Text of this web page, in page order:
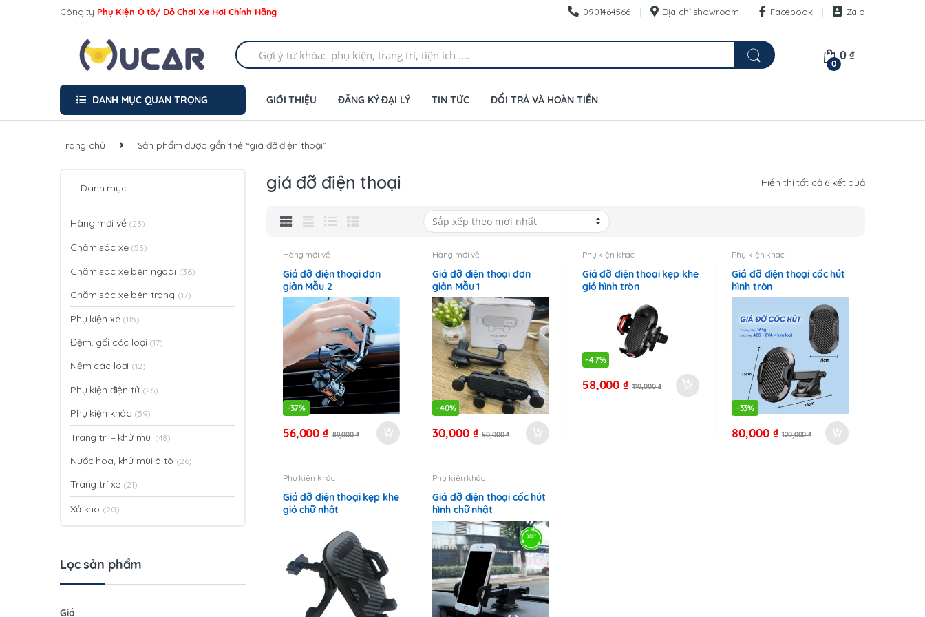
to
to
Công ty Phụ Kiện Ô tô/ Đồ Chơi Xe Hơi Chính Hãng 0901464566 Địa chỉ showroom Facebook Zalo
Search
for:
0
0₫
DANH MỤC QUAN TRỌNG GIỚI THIỆU ĐĂNG KÝ ĐẠI LÝ TIN TỨC ĐỔI TRẢ VÀ HOÀN TIỀN
Trang chủ Sản phẩm được gắn thẻ “giá đỡ điện thoại”
giá đỡ điện thoại Hiển thị tất cả 6 kết quảĐã
Hàng mới về
Giá đỡ điện thoại đơn
giản Mẫu 2
-37%
56,000₫ 89,000₫
Hàng mới về
Giá đỡ điện thoại đơn
giản Mẫu 1
-40%
30,000 ₫ 50,000₫
Phụ kiện khác
Giá đỡ điện thoại kẹp khe
gió hình tròn
-47%
58,000₫ 110,000₫
Phụ kiện khác
Giá đỡ điện thoại cốc hút
hình tròn
-33%
80,000 ₫ 120,000₫
Phụ kiện khác
Giá đỡ điện thoại kẹp khe
gió chữ nhật
Phụ kiện khác
Giá đỡ điện thoại cốc hút
hình chữ nhật
Danh mục
Hàng mới về (23)
Chăm sóc xe (53)
Chăm sóc xe bên ngoài (36)
Chăm sóc xe bên trong (17)
Phụ kiện xe (115)
Đệm, gối các loại (17)
Nệm các loại (12)
Phụ kiện điện tử (26)
Phụ kiện khác (59)
Trang trí – khử mùi (48)
Nước hoa, khử mùi ô tô (26)
Trang trí xe (21)
Xả kho (20)
Lọc sản phẩm
Giá